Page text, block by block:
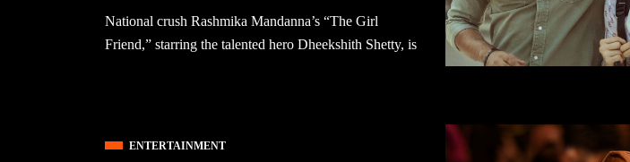
National crush Rashmika Mandanna’s “The Girl
Friend,” starring the talented hero Dheekshith Shetty, is
ENTERTAINMENT